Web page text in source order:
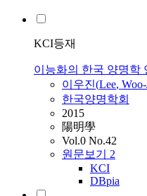
KCI등재
이능화의 한국 양명학
이우진(Lee,
한국양명학회
2015
陽明學
Vol.0 No.42
원문보기 2
KCI
DBpia